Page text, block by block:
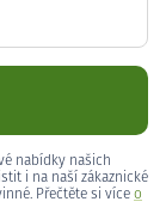
nabídky našich
i na naší zákaznické
Přečtěte si více o